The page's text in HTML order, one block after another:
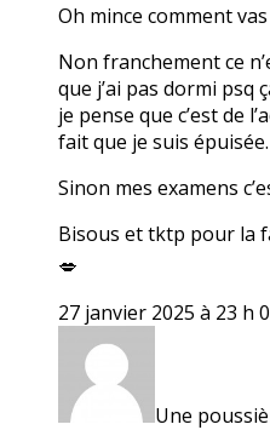
Oh mince comment
Non franchement ce
que j’ai pas dormi psq
je pense que c’est de
fait que je suis épuisée.
Sinon mes examens
Bisous et tktp pour la
💋
27 janvier 2025 à 23 h
Une